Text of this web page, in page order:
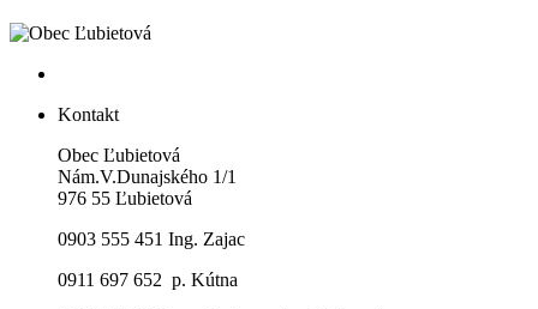
Kontakt
Obec Ľubietová
Nám.V.Dunajského 1/1
976 55 Ľubietová
0903 555 451 Ing. Zajac
0911 697 652 p. Kútna